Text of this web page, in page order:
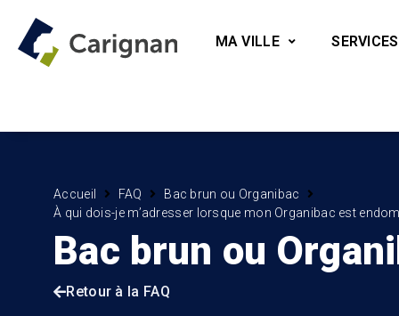
MA VILLE SERVICES
Accueil FAQ
Bac brun ou Organibac
À qui dois-je m’adresser lorsque mon Organibac est
Bac brun ou
Retour à la FAQ